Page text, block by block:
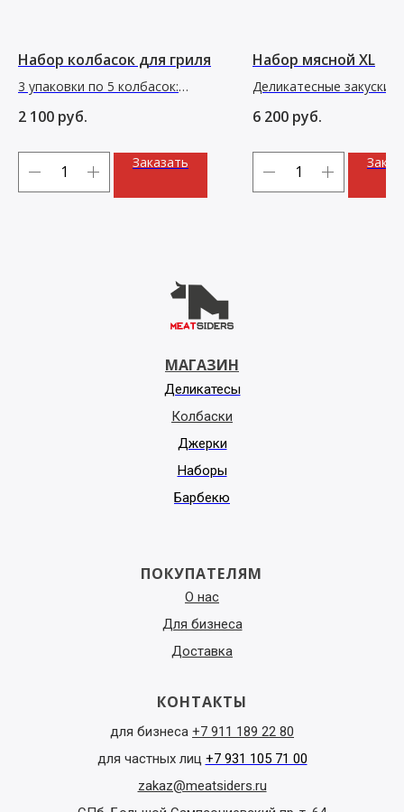
Набор колбасок для гриля
3 упаковки по 5 колбасок:
2 100 руб.
Заказать
Набор мясной XL
Деликатесные закуски,
ручной работы
6 200 руб.
МАГАЗИН
Деликатесы
Колбаски
Джерки
Наборы
Барбекю
ПОКУПАТЕЛЯМ
О нас
Для бизнеса
Доставка
КОНТАКТЫ
для бизнеса +7 911 189 22 80
для частных лиц +7 931 105 71 00
zakaz@meatsiders.ru